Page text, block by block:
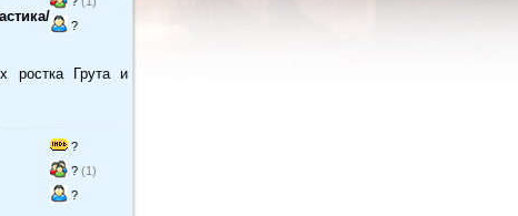
?
ростка Грута и
?
? (1)
?